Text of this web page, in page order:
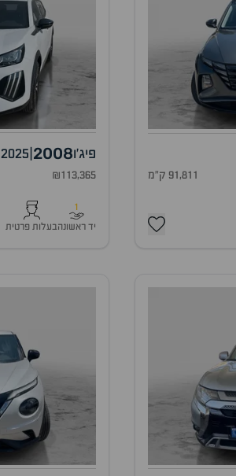
91,811 ק"מ
פיג'ו2008
2025
₪113,365
1
יד ראשונהבעלות פרטית